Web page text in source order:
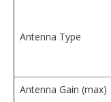
Antenna Type
Antenna Gain (max)